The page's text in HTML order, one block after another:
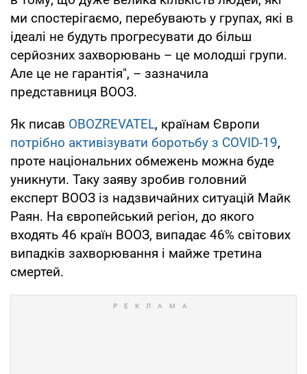
ми спостерігаємо, перебувають у групах, які в
ідеалі не будуть прогресувати до більш
серйозних захворювань – це молодші групи.
Але це не гарантія", – зазначила
представниця ВООЗ.
Як писав OBOZREVATEL, країнам Європи
потрібно активізувати боротьбу з COVID-19,
проте національних обмежень можна буде
уникнути. Таку заяву зробив головний
експерт ВООЗ із надзвичайних ситуацій Майк
Раян. На європейський регіон, до якого
входять 46 країн ВООЗ, випадає 46% світових
випадків захворювання і майже третина
смертей.